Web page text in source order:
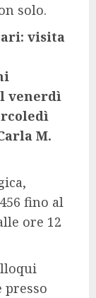
solo.
visita
venerdì
M.
fino al
ore 12